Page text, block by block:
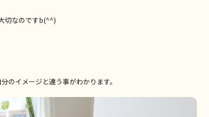
切なのですb(^^)
のイメージと違う事がわかります。